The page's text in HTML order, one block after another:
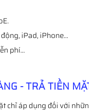
iPad, iPhone…
phí…
- TRẢ TIỀN
chỉ áp dụng đối với